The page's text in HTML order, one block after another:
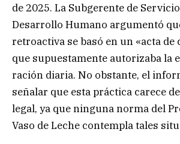
de 2025. La Subgerente de
Desarrollo Humano argumentó
retroactiva se basó en un «acta
que supuestamente autorizaba la
ración diaria. No obstante, el
señalar que esta práctica carece
legal, ya que ninguna norma del
Vaso de Leche contempla tales